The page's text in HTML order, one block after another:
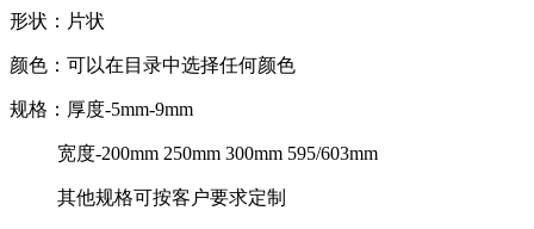
形状：片状
颜色：可以在目录中选择任何颜色
规格：厚度-5mm-9mm
宽度-200mm 250mm 300mm 595/603mm
其他规格可按客户要求定制